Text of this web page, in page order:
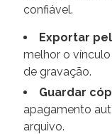
confiável.
Exportar
melhor o
de gravação.
Guardar
apagamento
arquivo.